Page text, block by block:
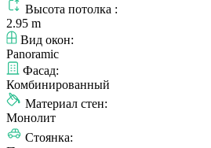
Высота потолка :
2.95 m
Вид окон:
Panoramic
Фасад:
Комбинированный
Материал стен:
Монолит
Стоянка: